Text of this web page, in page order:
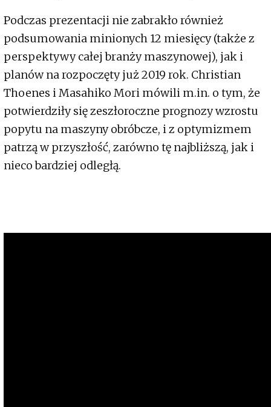
Podczas prezentacji nie zabrakło również
podsumowania minionych 12 miesięcy (także z
perspektywy całej branży maszynowej), jak i
planów na rozpoczęty już 2019 rok. Christian
Thoenes i Masahiko Mori mówili m.in. o tym, że
potwierdziły się zeszłoroczne prognozy wzrostu
popytu na maszyny obróbcze, i z optymizmem
patrzą w przyszłość, zarówno tę najbliższą, jak i
nieco bardziej odległą.